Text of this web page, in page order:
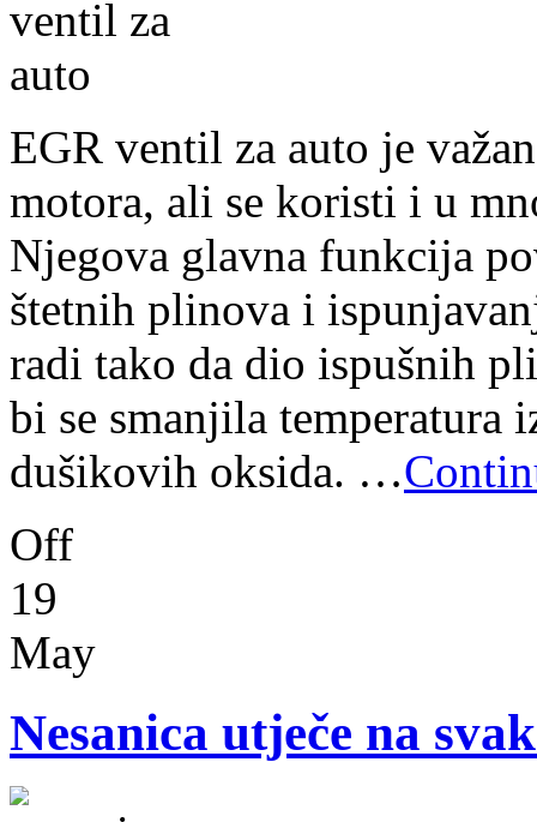
EGR ventil za auto je
motora, ali se koristi i u
Njegova glavna funkcija
štetnih plinova i
radi tako da dio ispušnih
bi se smanjila temperatura
dušikovih oksida. …
Off
19
May
Nesanica utječe na